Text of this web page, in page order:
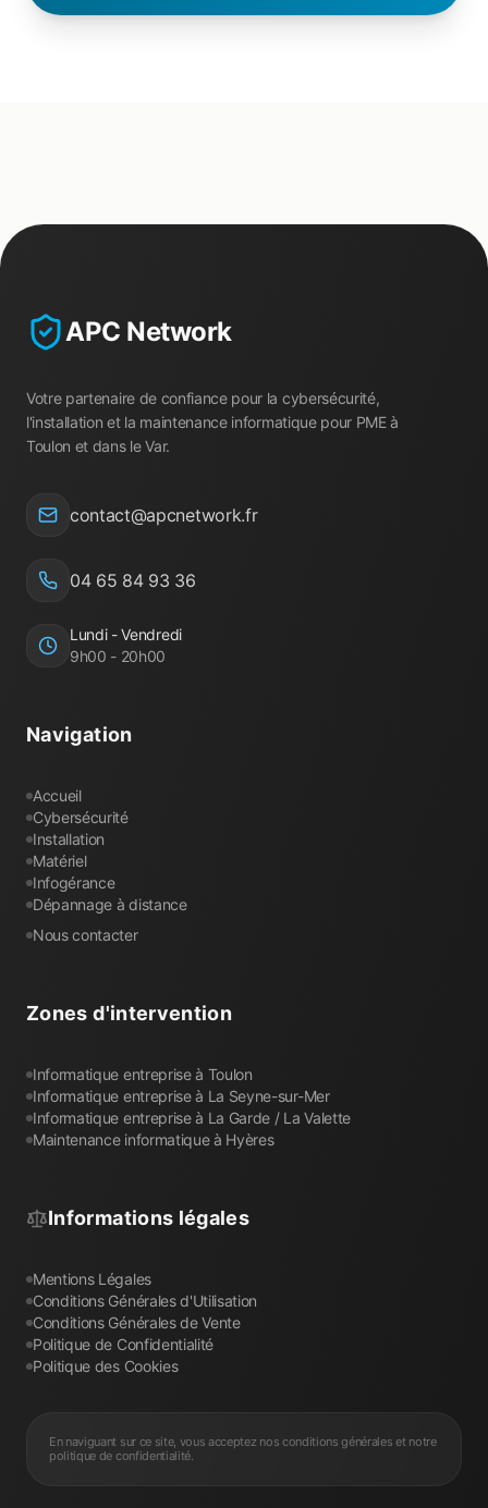
APC Network
Votre partenaire de confiance pour la cybersécurité,
l'installation et la maintenance informatique pour PME à
Toulon et dans le Var.
contact@apcnetwork.fr
04 65 84 93 36
Lundi - Vendredi
9h00 - 20h00
Navigation
Accueil
Cybersécurité
Installation
Matériel
Infogérance
Dépannage à distance
Nous contacter
Zones d'intervention
Informatique entreprise à Toulon
Informatique entreprise à La Seyne-sur-Mer
Informatique entreprise à La Garde / La Valette
Maintenance informatique à Hyères
Informations légales
Mentions Légales
Conditions Générales d'Utilisation
Conditions Générales de Vente
Politique de Confidentialité
Politique des Cookies
En naviguant sur ce site, vous acceptez nos conditions générales et notre
politique de confidentialité.